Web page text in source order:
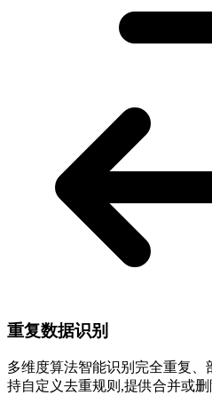
重复数据识别
多维度算法智能识别完全重复、
持自定义去重规则,提供合并或删